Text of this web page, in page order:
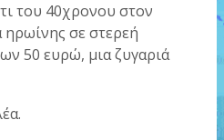
του 40χρονου στον
σε στερεή
50 ευρώ, μια ζυγαριά